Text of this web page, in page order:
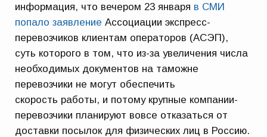
информация, что вечером 23 января в СМИ
попало заявление Ассоциации экспресс-
перевозчиков клиентам операторов (АСЭП),
суть которого в том, что из-за увеличения числа
необходимых документов на таможне
перевозчики не могут обеспечить
скорость работы, и потому крупные компании-
перевозчики планируют вовсе отказаться от
доставки посылок для физических лиц в Россию.